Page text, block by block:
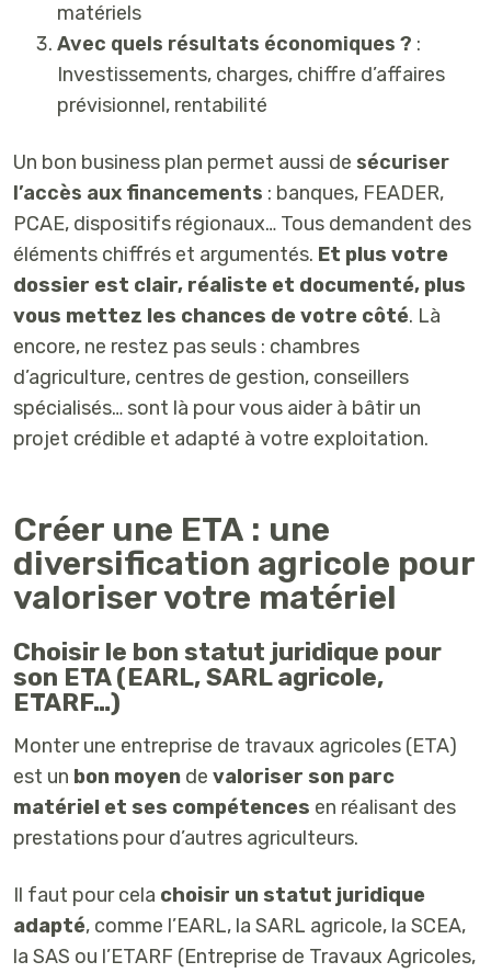
matériels
Avec quels résultats économiques ? :
Investissements, charges, chiffre d’affaires
prévisionnel, rentabilité
Un bon business plan permet aussi de sécuriser
l’accès aux financements : banques, FEADER,
PCAE, dispositifs régionaux… Tous demandent des
éléments chiffrés et argumentés. Et plus votre
dossier est clair, réaliste et documenté, plus
vous mettez les chances de votre côté. Là
encore, ne restez pas seuls : chambres
d’agriculture, centres de gestion, conseillers
spécialisés… sont là pour vous aider à bâtir un
projet crédible et adapté à votre exploitation.
Créer une ETA : une
diversification agricole pour
valoriser votre matériel
Choisir le bon statut juridique pour
son ETA (EARL, SARL agricole,
ETARF…)
Monter une entreprise de travaux agricoles (ETA)
est un bon moyen de valoriser son parc
matériel et ses compétences en réalisant des
prestations pour d’autres agriculteurs.
Il faut pour cela choisir un statut juridique
adapté, comme l’EARL, la SARL agricole, la SCEA,
la SAS ou l’ETARF (Entreprise de Travaux Agricoles,